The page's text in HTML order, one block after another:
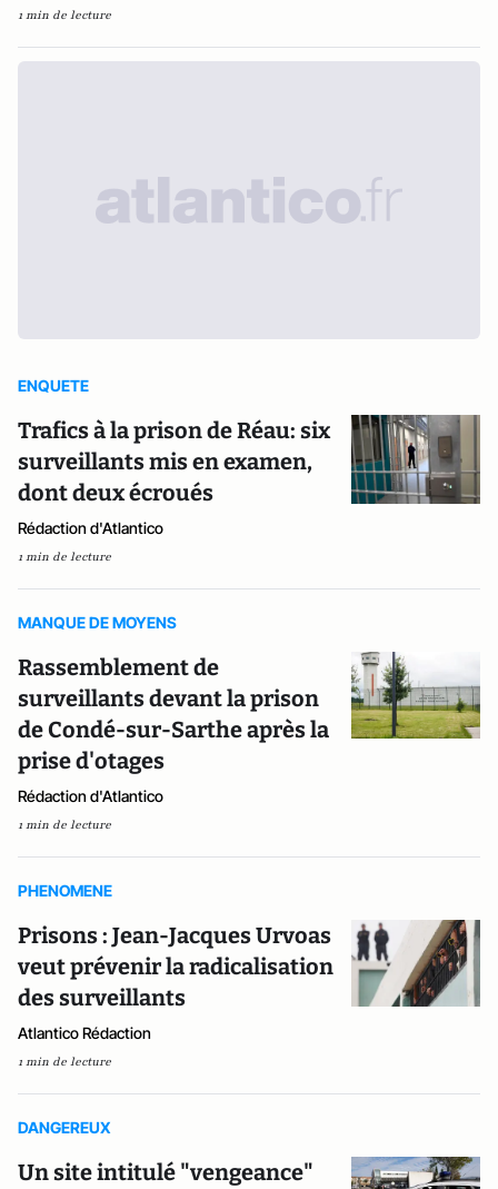
1 min de lecture
ENQUETE
Trafics à la prison de Réau: six
surveillants mis en examen,
dont deux écroués
Rédaction d'Atlantico
1 min de lecture
MANQUE DE MOYENS
Rassemblement de
surveillants devant la prison
de Condé-sur-Sarthe après la
prise d'otages
Rédaction d'Atlantico
1 min de lecture
PHENOMENE
Prisons : Jean-Jacques Urvoas
veut prévenir la radicalisation
des surveillants
Atlantico Rédaction
1 min de lecture
DANGEREUX
Un site intitulé "vengeance"